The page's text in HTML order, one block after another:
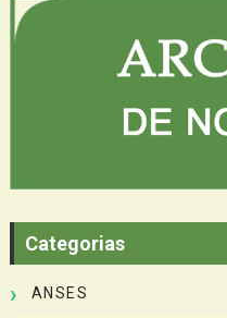
Categorias
ANSES